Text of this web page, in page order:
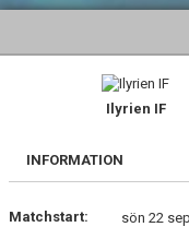
KALENDER
TRUPPEN
Ilyrien IF
INFORMATION
Matchstart:
sön 22